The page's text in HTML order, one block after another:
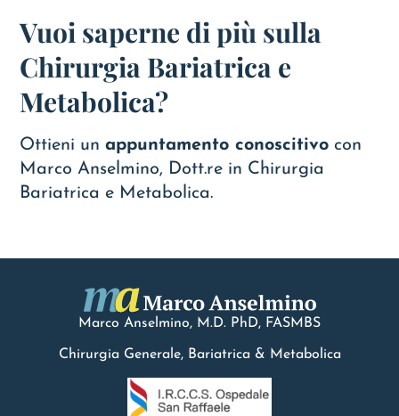
Vuoi saperne di più sulla
Chirurgia Bariatrica e
Metabolica?
Ottieni unappuntamento conoscitivo con
Marco Anselmino, Dott.re in Chirurgia
Bariatrica e Metabolica.
Marco Anselmino, M.D. PhD, FASMBS
Chirurgia Generale, Bariatrica & Metabolica